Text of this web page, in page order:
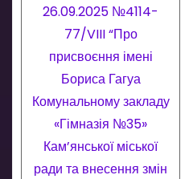
26.09.2025 №4114-
77/VIII “Про
присвоєння імені
Бориса Гагуа
Комунальному закладу
«Гімназія №35»
Кам’янської міської
ради та внесення змін